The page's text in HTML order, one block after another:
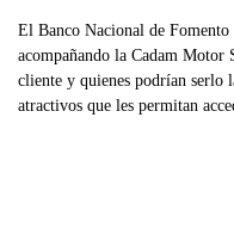
El Banco Nacional de
acompañando la Cadam Motor
cliente y quienes podrían serlo
atractivos que les permitan